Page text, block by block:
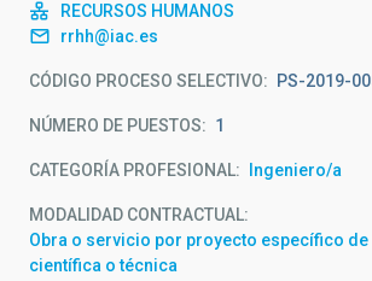
RECURSOS HUMANOS
rrhh@iac.es
CÓDIGO PROCESO SELECTIVO PS-2019-
NÚMERO DE PUESTOS 1
CATEGORÍA PROFESIONAL Ingeniero/a
MODALIDAD CONTRACTUAL
Obra o servicio por proyecto específico
científica o técnica